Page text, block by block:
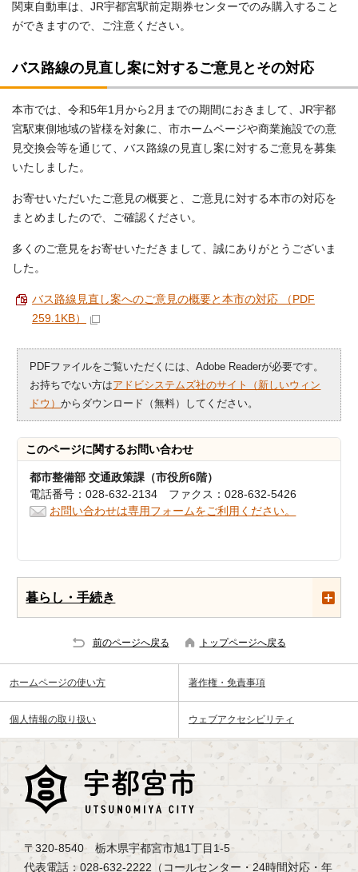
関東自動車は、JR宇都宮駅前定期券センターでのみ購入すること
ができますので、ご注意ください。
バス路線の見直し案に対するご意見とその対応
本市では、令和5年1月から2月までの期間におきまして、JR宇都
宮駅東側地域の皆様を対象に、市ホームページや商業施設での意
見交換会等を通じて、バス路線の見直し案に対するご意見を募集
いたしました。
お寄せいただいたご意見の概要と、ご意見に対する本市の対応を
まとめましたので、ご確認ください。
多くのご意見をお寄せいただきまして、誠にありがとうございま
した。
バス路線見直し案へのご意見の概要と本市の対応 （PDF
259.1KB）
PDFファイルをご覧いただくには、Adobe Readerが必要です。
お持ちでない方はアドビシステムズ社のサイト（新しいウィン
ドウ）からダウンロード（無料）してください。
このページに関するお問い合わせ
都市整備部 交通政策課（市役所6階）
電話番号：028-632-2134 ファクス：028-632-5426
お問い合わせは専用フォームをご利用ください。
暮らし・手続き
前のページへ戻る トップページへ戻る
ホームページの使い方 著作権・免責事項
個人情報の取り扱い ウェブアクセシビリティ
〒320-8540 栃木県宇都宮市旭1丁目1-5
代表電話：028-632-2222（コールセンター・24時間対応・年